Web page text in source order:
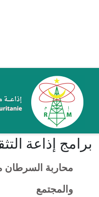
برامج إذاعة
محاربة
والمجتمع